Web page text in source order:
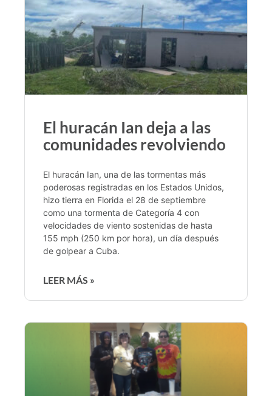
El huracán Ian deja a las
comunidades revolviendo
El huracán Ian, una de las tormentas más
poderosas registradas en los Estados Unidos,
hizo tierra en Florida el 28 de septiembre
como una tormenta de Categoría 4 con
velocidades de viento sostenidas de hasta
155 mph (250 km por hora), un día después
de golpear a Cuba.
LEER MÁS »